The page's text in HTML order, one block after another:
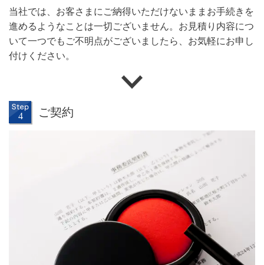
当社では、お客さまにご納得いただけないままお手続きを
進めるようなことは一切ございません。お見積り内容につ
いて一つでもご不明点がございましたら、お気軽にお申し
付けください。
ご契約